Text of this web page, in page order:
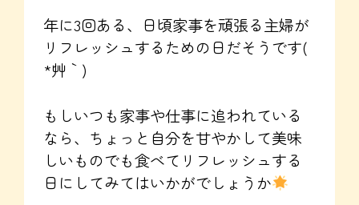
年に3回ある、日頃家事を頑張る主婦が
リフレッシュするための日だそうです(
*´艸｀)
もしいつも家事や仕事に追われている
なら、ちょっと自分を甘やかして美味
しいものでも食べてリフレッシュする
日にしてみてはいかがでしょうか